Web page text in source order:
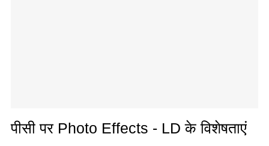
पीसी पर Photo Effects - LD के विशेषताएं